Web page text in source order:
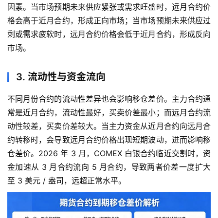
因素。当市场预期未来供应紧张或需求旺盛时，远月合约价
格会高于近月合约，形成正向市场；当市场预期未来供应过
剩或需求疲软时，远月合约价格会低于近月合约，形成反向
市场。
3. 流动性与资金流向
不同月份合约的流动性差异也会影响移仓差价。主力合约通
常是近月合约，流动性最好，买卖价差最小；而远月合约流
动性较差，买卖价差较大。当主力资金从近月合约向远月合
约转移时，会导致远月合约价格出现短期波动，进而影响移
仓差价。2026 年 3 月，COMEX 白银合约临近交割时，资
金加速从 3 月合约流向 5 月合约，导致两者价差一度扩大
至 3 美元 / 盎司，远超正常水平。